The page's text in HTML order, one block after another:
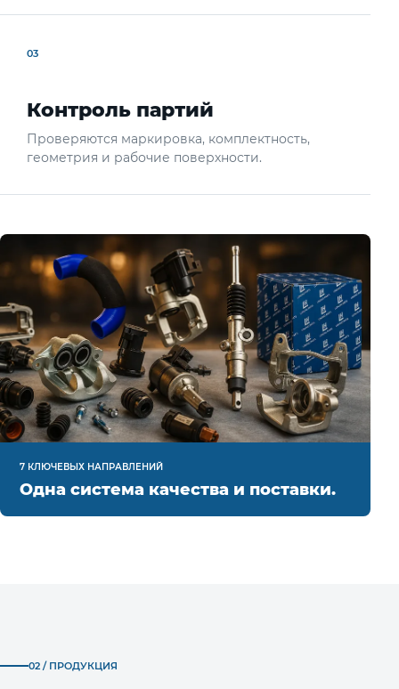
03
Контроль партий
Проверяются маркировка, комплектность,
геометрия и рабочие поверхности.
7 КЛЮЧЕВЫХ НАПРАВЛЕНИЙ
Одна система качества и поставки.
02 / ПРОДУКЦИЯ